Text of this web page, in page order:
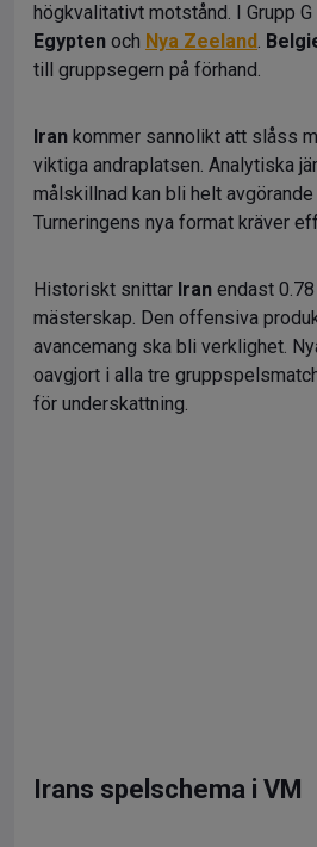
högkvalitativt motstånd. I Grupp G
Egypten och Nya Zeeland .
till gruppsegern på förhand.
Iran kommer sannolikt att slåss
viktiga andraplatsen. Analytiska
målskillnad kan bli helt avgörande
Turneringens nya format kräver
Historiskt snittar Iran endast
mästerskap. Den offensiva
avancemang ska bli verklighet.
oavgjort i alla tre
för underskattning.
Irans spelschema i VM